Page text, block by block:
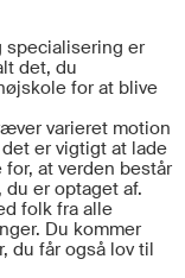
specialisering er
det, du
for at blive
varieret motion
er vigtigt at lade
at verden består
er optaget af.
folk fra alle
Du kommer
du får også lov til